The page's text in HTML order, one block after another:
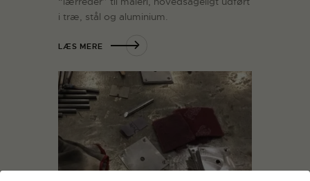
i træ, stål og aluminium.
LÆS MERE